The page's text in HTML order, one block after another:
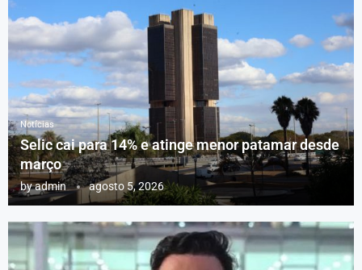
Notícias
Selic cai para 14% e atinge menor patamar desde
março
byadmin agosto 5, 2026